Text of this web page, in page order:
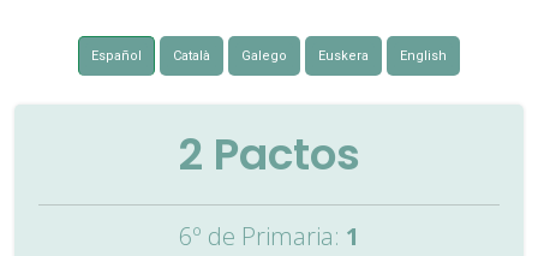
Español Català Galego Euskera English
2 Pactos
6º de Primaria: 1